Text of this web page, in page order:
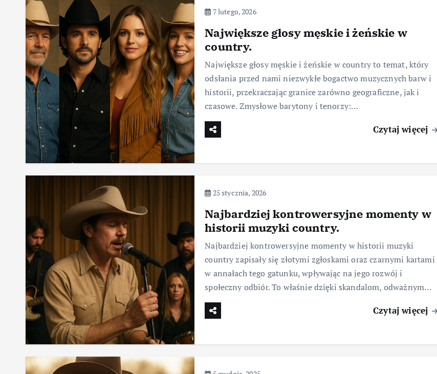
7 lutego, 2026
Największe głosy męskie i żeńskie w
country.
Największe głosy męskie i żeńskie w country to temat, który
odsłania przed nami niezwykłe bogactwo muzycznych barw i
historii, przekraczając granice zarówno geograficzne, jak i
czasowe. Zmysłowe barytony i tenorzy:…
Czytaj więcej
25 stycznia, 2026
Najbardziej kontrowersyjne momenty w
historii muzyki country.
Najbardziej kontrowersyjne momenty w historii muzyki
country zapisały się złotymi zgłoskami oraz czarnymi kartami
w annałach tego gatunku, wpływając na jego rozwój i
społeczny odbiór. To właśnie dzięki skandalom, odważnym…
Czytaj więcej